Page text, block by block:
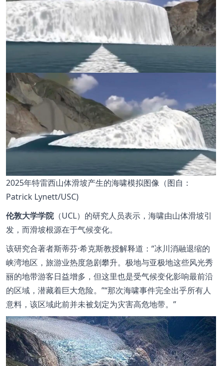
2025年特雷西山体滑坡产生的海啸模拟图像（图自：
Patrick Lynett/USC)
伦敦大学学院（UCL）的研究人员表示，海啸由山体滑坡引
发，而滑坡根源在于气候变化。
该研究合著者斯蒂芬·希克斯教授解释道： “冰川消融退缩的
峡湾地区，旅游业热度急剧攀升。极地与亚极地这些风光秀
丽的地带游客日益增多，但这里也是受气候变化影响最前沿
的区域，潜藏着巨大危险。 ”“那次海啸事件完全出乎所有人
意料，该区域此前并未被划定为灾害高危地带。 ”